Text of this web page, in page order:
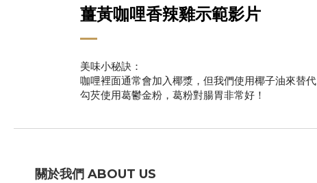
薑黃咖哩香辣雞示範影片
美味小秘訣：
咖哩裡面通常會加入椰漿，但我們使用椰子油來替代
勾芡使用葛鬱金粉，葛粉對腸胃非常好！
關於我們 ABOUT US